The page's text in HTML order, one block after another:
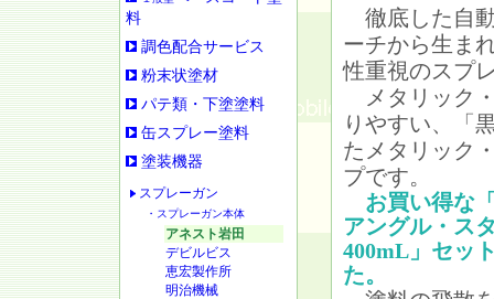
料
調色配合サービス
粉末状塗材
パテ類・下塗塗料
缶スプレー塗料
塗装機器
スプレーガン
・スプレーガン本体
アネスト岩田
デビルビス
恵宏製作所
明治機械
徹底した自
ーチから生ま
性重視のスプ
メタリック
りやすい、「
たメタリック
プです。
お買い得な
アングル・ス
400mL」セッ
た。